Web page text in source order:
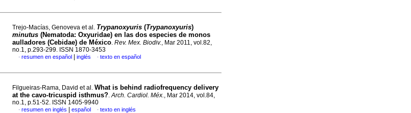
Trejo-Macías, Genoveva et al. Trypanoxyuris (Trypanoxyuris)
minutus (Nematoda: Oxyuridae) en las dos especies de monos
aulladores (Cebidae) de México. Rev. Mex. Biodiv., Mar 2011, vol.82,
no.1, p.293-299. ISSN 1870-3453
· resumen en español inglés · texto en español
Filgueiras-Rama, David et al. What is behind radiofrequency delivery
at the cavo-tricuspid isthmus?.Arch. Cardiol. Méx., Mar 2014, vol.84,
no.1, p.51-52. ISSN 1405-9940
· resumen en inglés español · texto en inglés